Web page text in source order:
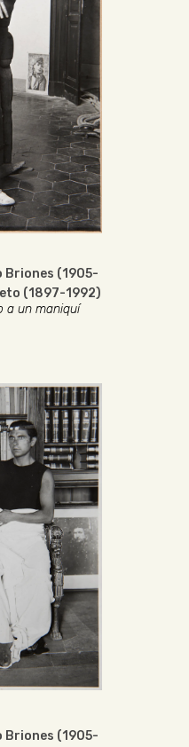
Briones (1905-
(1897-1992)
a un maniquí
Briones (1905-